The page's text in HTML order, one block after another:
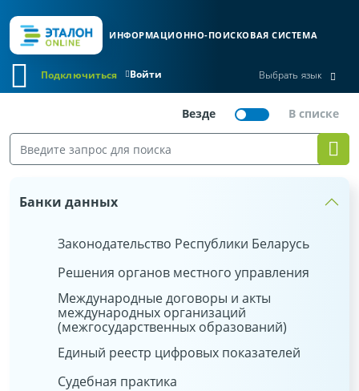
ИНФОРМАЦИОННО-ПОИСКОВАЯ СИСТЕМА
Войти
Подключиться Выбрать язык
Банки данных
Законодательство Республики Беларусь
Решения органов местного управления
Международные договоры и акты
международных организаций
(межгосударственных образований)
Единый реестр цифровых показателей
Судебная практика